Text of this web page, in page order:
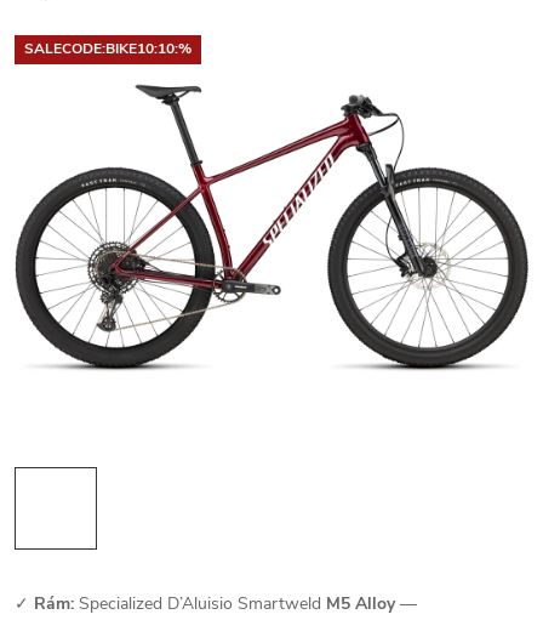
SALECODE:BIKE10:10:%
✓ Rám: Specialized D’Aluisio Smartweld M5 Alloy—